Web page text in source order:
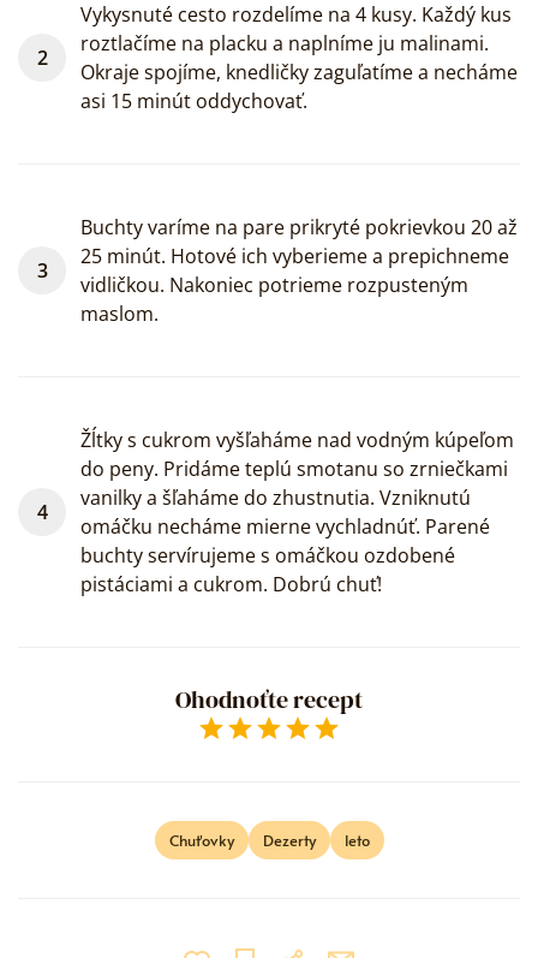
Vykysnuté cesto rozdelíme na 4 kusy. Každý kus
roztlačíme na placku a naplníme ju malinami.
Okraje spojíme, knedličky zaguľatíme a necháme
asi 15 minút oddychovať.
Buchty varíme na pare prikryté pokrievkou 20 až
25 minút. Hotové ich vyberieme a prepichneme
vidličkou. Nakoniec potrieme rozpusteným
maslom.
Žĺtky s cukrom vyšľaháme nad vodným kúpeľom
do peny. Pridáme teplú smotanu so zrniečkami
vanilky a šľaháme do zhustnutia. Vzniknutú
omáčku necháme mierne vychladnúť. Parené
buchty servírujeme s omáčkou ozdobené
pistáciami a cukrom. Dobrú chuť!
Ohodnoťte recept
Chuťovky Dezerty leto